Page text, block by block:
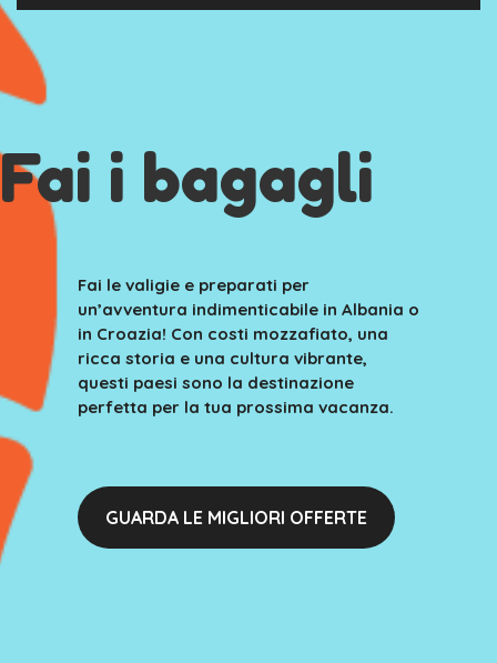
Fai i bagagli
Fai le valigie e preparati per
un’avventura indimenticabile in Albania o
in Croazia! Con costi mozzafiato, una
ricca storia e una cultura vibrante,
questi paesi sono la destinazione
perfetta per la tua prossima vacanza.
GUARDA LE MIGLIORI OFFERTE